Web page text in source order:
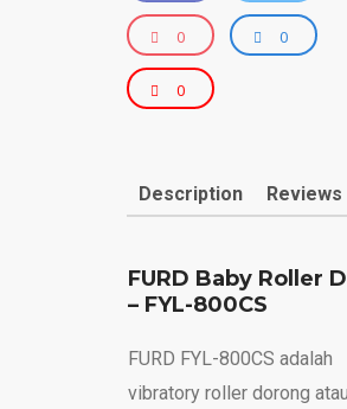
0 0
0
Description Reviews
FURD Baby Roller
– FYL-800CS
FURD FYL-800CS adalah
vibratory roller dorong